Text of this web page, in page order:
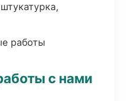
работы
с нами